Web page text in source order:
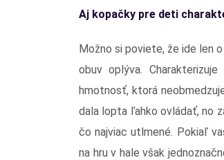
Aj kopačky pre deti
Možno si poviete, že ide len
obuv oplýva.
hmotnosť, ktorá
dala lopta ľahko ovládať, no
čo najviac utlmené. Pokiaľ
na hru v hale však